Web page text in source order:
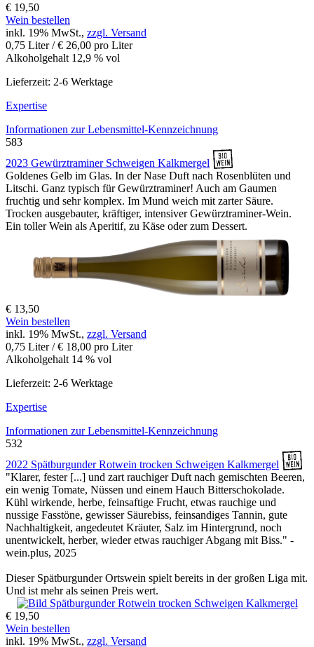
€ 19,50
Wein bestellen
inkl. 19% MwSt., zzgl. Versand
0,75 Liter / € 26,00 pro Liter
Alkoholgehalt 12,9 % vol
Lieferzeit: 2-6 Werktage
Expertise
Informationen zurLebensmittel-Kennzeichnung
583
2023 Gewürztraminer Schweigen Kalkmergel
Goldenes Gelb im Glas. In der Nase Duft nach Rosenblüten und
Litschi. Ganz typisch für Gewürztraminer! Auch am Gaumen
fruchtig und sehr komplex. Im Mund weich mit zarter Säure.
Trocken ausgebauter, kräftiger, intensiver Gewürztraminer-Wein.
Ein toller Wein als Aperitif, zu Käse oder zum Dessert.
€ 13,50
Wein bestellen
inkl. 19% MwSt., zzgl. Versand
0,75 Liter / € 18,00 pro Liter
Alkoholgehalt 14 % vol
Lieferzeit: 2-6 Werktage
Expertise
Informationen zurLebensmittel-Kennzeichnung
532
2022 Spätburgunder Rotwein trocken Schweigen Kalkmergel
"Klarer, fester [...] und zart rauchiger Duft nach gemischten Beeren,
ein wenig Tomate, Nüssen und einem Hauch Bitterschokolade.
Kühl wirkende, herbe, feinsaftige Frucht, etwas rauchige und
nussige Fasstöne, gewisser Säurebiss, feinsandiges Tannin, gute
Nachhaltigkeit, angedeutet Kräuter, Salz im Hintergrund, noch
unentwickelt, herber, wieder etwas rauchiger Abgang mit Biss." -
wein.plus, 2025
Dieser Spätburgunder Ortswein spielt bereits in der großen Liga mit.
Und ist mehr als seinen Preis wert.
€ 19,50
Wein bestellen
inkl. 19% MwSt., zzgl. Versand